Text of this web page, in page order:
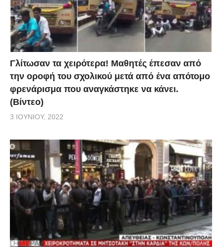
Γλίτωσαν τα χειρότερα! Μαθητές έπεσαν από
την οροφή του σχολικού μετά από ένα απότομο
φρενάρισμα που αναγκάστηκε να κάνει.
(Βίντεο)
3 ΙΟΥΝΊΟΥ, 2022